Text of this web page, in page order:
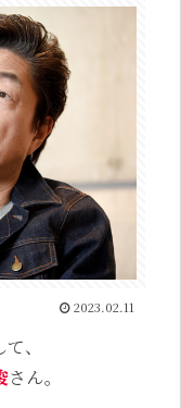
2023.02.11
、
さん。